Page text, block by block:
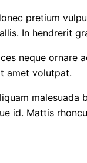
pretium
In hendrerit
neque ornare
amet volutpat.
malesuada
id. Mattis